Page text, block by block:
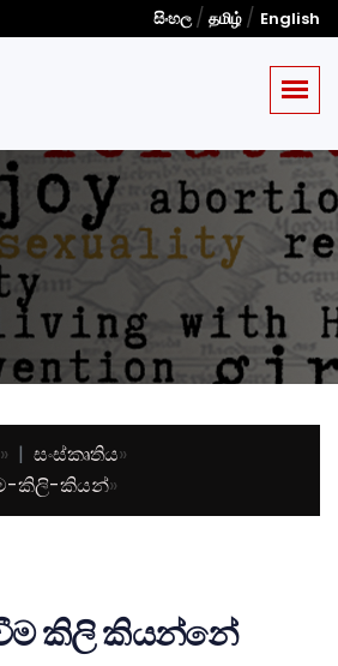
සිංහල/ தமிழ் / English
» සංස්කෘතිය»
කිලි-කියන්»
කිලි කියන්නේ